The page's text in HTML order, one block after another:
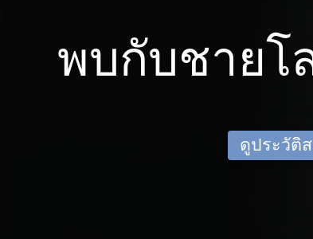
พบกับชายโ
ดูประวัติ